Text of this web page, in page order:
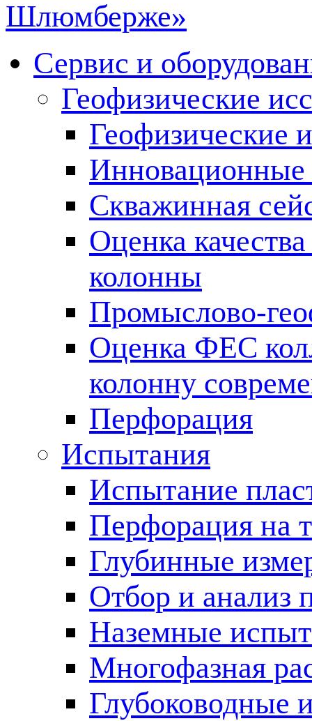
Сервис и
Геофизические
Геофизические
Инновационные
Скважинная
Оценка
колонны
Промыслово-
Оценка ФЕС
колонну
Перфорация
Испытания
Испытание
Перфорация на
Глубинные
Отбор и анализ
Наземные
Многофазная
Глубоководные